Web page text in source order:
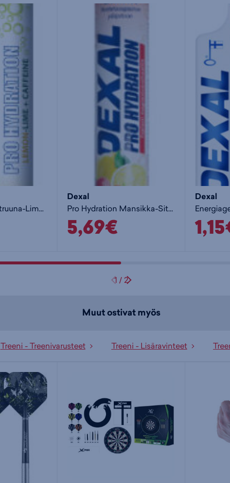
Pro Hydration Sitruuna-Lime +Kofeiini poretabletti - juoma
Dexal
Pro Hydration Mansikka-Sitruuna +Magnesium poretabletti - juoma
5,69€
Dexal
1 / 2
Muut ostivat myös
Treeni - Treenivarusteet Treeni - Lisäravinteet